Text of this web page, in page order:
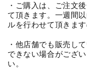
・ご購入は、ご注文
て頂きます。一週間
ルを行わせて頂きま
・他店舗でも販売し
できない場合がござ
い。